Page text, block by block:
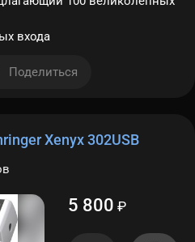
входа
Поделиться
Xenyx 302USB
5 800 ₽